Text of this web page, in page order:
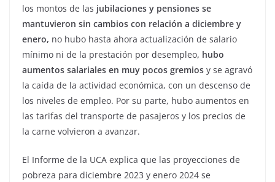
los montos de las jubilaciones y pensiones se
mantuvieron sin cambios con relación a diciembre y
enero, no hubo hasta ahora actualización de salario
mínimo ni de la prestación por desempleo, hubo
aumentos salariales en muy pocos gremios y se agravó
la caída de la actividad económica, con un descenso de
los niveles de empleo. Por su parte, hubo aumentos en
las tarifas del transporte de pasajeros y los precios de
la carne volvieron a avanzar.
El Informe de la UCA explica que las proyecciones de
pobreza para diciembre 2023 y enero 2024 se